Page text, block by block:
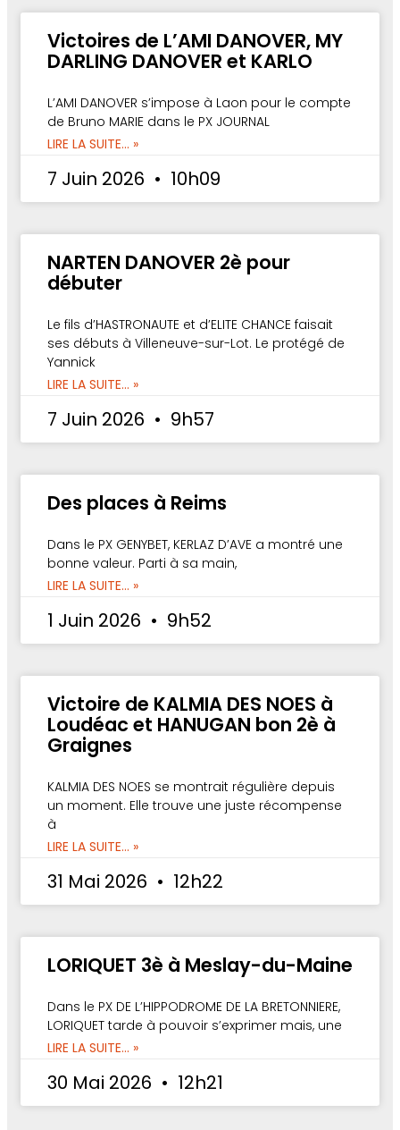
Victoires de L’AMI DANOVER, MY
DARLING DANOVER et KARLO
L’AMI DANOVER s’impose à Laon pour le compte
de Bruno MARIE dans le PX JOURNAL
LIRE LA SUITE... »
7 Juin 2026 10h09
NARTEN DANOVER 2è pour
débuter
Le fils d’HASTRONAUTE et d’ELITE CHANCE faisait
ses débuts à Villeneuve-sur-Lot. Le protégé de
Yannick
LIRE LA SUITE... »
7 Juin 2026 9h57
Des places à Reims
Dans le PX GENYBET, KERLAZ D’AVE a montré une
bonne valeur. Parti à sa main,
LIRE LA SUITE... »
1 Juin 2026 9h52
Victoire de KALMIA DES NOES à
Loudéac et HANUGAN bon 2è à
Graignes
KALMIA DES NOES se montrait régulière depuis
un moment. Elle trouve une juste récompense
à
LIRE LA SUITE... »
31 Mai 2026 12h22
LORIQUET 3è à Meslay-du-Maine
Dans le PX DE L’HIPPODROME DE LA BRETONNIERE,
LORIQUET tarde à pouvoir s’exprimer mais, une
LIRE LA SUITE... »
30 Mai 2026 12h21